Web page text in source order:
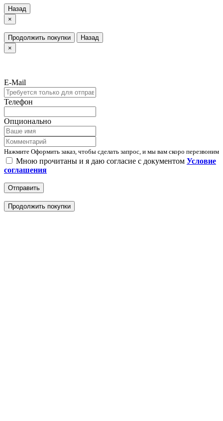
Назад
×
Продолжить покупки
Назад
×
E-Mail
Телефон
Опционально
Нажмите Оформить заказ, чтобы сделать запрос, и мы вам скоро перезвоним
Мною прочитаны и я даю согласие с документом Условие
соглашения
Отправить
Продолжить покупки